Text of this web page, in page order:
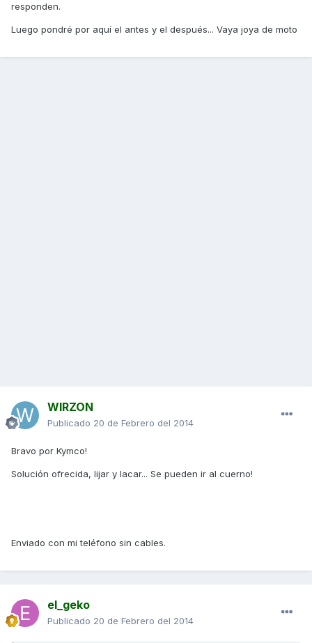
responden.
Luego pondré por aquí el antes y el después... Vaya joya de moto
WIRZON
Publicado 20 de Febrero del 2014
Bravo por Kymco!
Solución ofrecida, lijar y lacar... Se pueden ir al cuerno!
Enviado con mi teléfono sin cables.
el_geko
Publicado 20 de Febrero del 2014